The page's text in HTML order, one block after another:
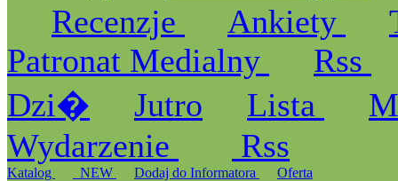
Recenzje
Ankiety
Patronat Medialny
Rss
Dzi�
Jutro Lista
Wydarzenie
Rss
Katalog _NEW Dodaj do Informatora Oferta